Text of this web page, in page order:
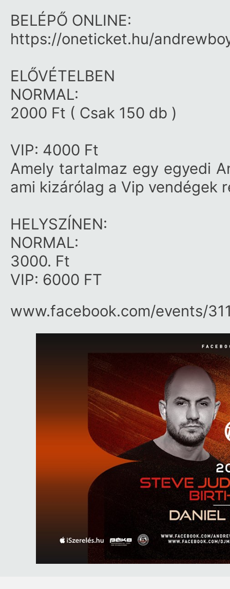
BELÉPŐ ONLINE:
https:/​/​oneticket.hu/​
ELŐVÉTELBEN
NORMAL:
2000 Ft ( Csak 150 db )
VIP: 4000 Ft
Amely tartalmaz egy egyedi
ami kizárólag a Vip vendégek
HELYSZÍNEN:
NORMAL:
3000. Ft
VIP: 6000 FT
www.facebook.com/​events/​